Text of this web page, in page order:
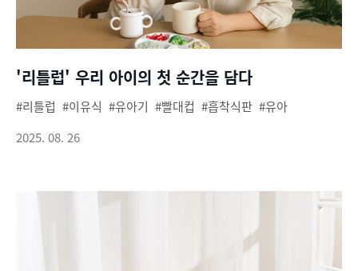
'리틀럽' 우리 아이의 첫 순간을 담다
리틀럽 이유식 유아기 빨대컵 흡착식판
유아
2025. 08. 26